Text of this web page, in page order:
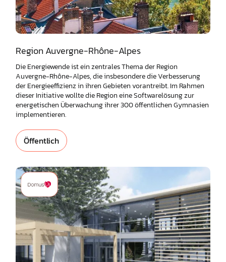
Region Auvergne-Rhône-Alpes
Die Energiewende ist ein zentrales Thema der Region
Auvergne-Rhône-Alpes, die insbesondere die Verbesserung
der Energieeffizienz in ihren Gebieten vorantreibt. Im Rahmen
dieser Initiative wollte die Region eine Softwarelösung zur
energetischen Überwachung ihrer 300 öffentlichen Gymnasien
implementieren.
Öffentlich